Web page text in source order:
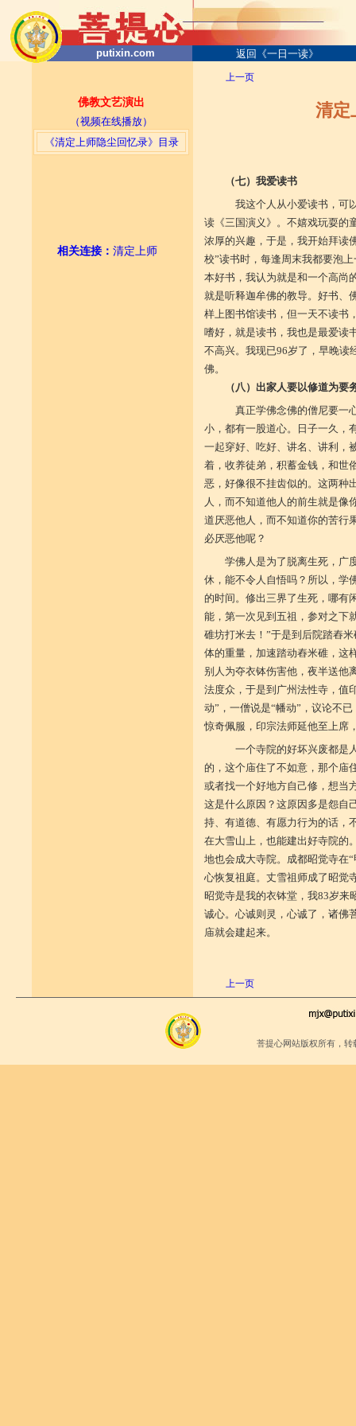
putixin.com 返回《一日一读》
《清定上师隐尘回忆录》目录
佛教文艺演出
（视频在线播放）
相关连接 ： 清定上师
上一页
清定
（七）我爱读书
我这个人从小爱读书，可
读《三国演义》。不嬉戏玩耍的
浓厚的兴趣，于是，我开始拜读
校”读书时，每逢周末我都要泡
本好书，我认为就是和一个高尚
就是听释迦牟佛的教导。好书、
样上图书馆读书，但一天不读书
嗜好，就是读书，我也是最爱读
不高兴。我现已96岁了，早晚读
佛。
（八）出家人要以修道为要
真正学佛念佛的僧尼要一
小，都有一股道心。日子一久，
一起穿好、吃好、讲名、讲利，
着，收养徒弟，积蓄金钱，和世
恶，好像很不挂齿似的。这两种
人，而不知道他人的前生就是像
道厌恶他人，而不知道你的苦行
必厌恶他呢？
学佛人是为了脱离生死，广
休，能不令人自悟吗？所以，学
的时间。修出三界了生死，哪有
能，第一次见到五祖，参对之下
碓坊打米去！”于是到后院踏舂
体的重量，加速踏动舂米碓，这
别人为夺衣钵伤害他，夜半送他
法度众，于是到广州法性寺，值
动”，一僧说是“幡动”，议论不
惊奇佩服，印宗法师延他至上席
一个寺院的好坏兴废都是
的，这个庙住了不如意，那个庙
或者找一个好地方自己修，想当
这是什么原因？这原因多是怨自
持、有道德、有愿力行为的话，
在大雪山上，也能建出好寺院的
地也会成大寺院。成都昭觉寺在
心恢复祖庭。丈雪祖师成了昭觉
昭觉寺是我的衣钵堂，我83岁来
诚心。心诚则灵，心诚了，诸佛
庙就会建起来。
上一页
菩提心网站版权所有，